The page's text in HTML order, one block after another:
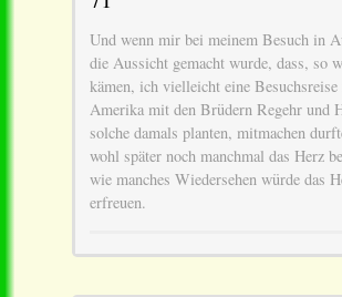
Und wenn mir bei meinem Besuch in
die Aussicht gemacht wurde, dass, so
kämen, ich vielleicht eine Besuchsreise
Amerika mit den Brüdern Regehr und
solche damals planten, mitmachen
wohl später noch manchmal das Herz
wie manches Wiedersehen würde das
erfreuen.